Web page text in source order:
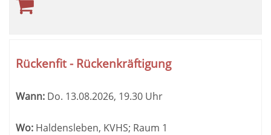
Rückenfit - Rückenkräftigung
Wann: Do. 13.08.2026, 19.30 Uhr
Wo: Haldensleben, KVHS; Raum 1